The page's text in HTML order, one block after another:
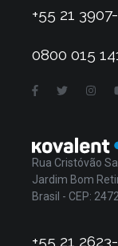
+55 21
0800 015
Rua Cristóvão
Jardim Bom
Brasil - CEP:
+55 21